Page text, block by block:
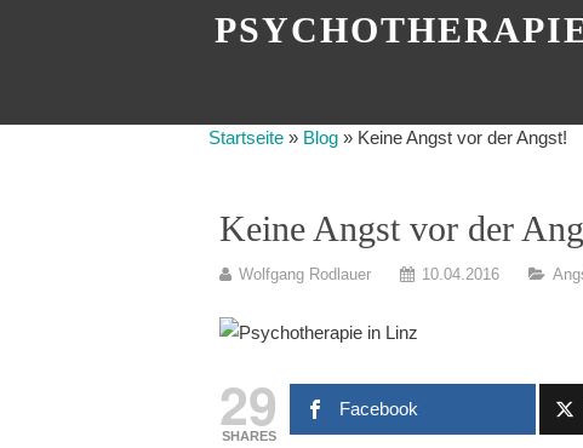
Startseite » Blog » Keine Angst vor der Angst!
Keine Angst vor der
Wolfgang Rodlauer 10.04.2016
29
SHARES
Facebook